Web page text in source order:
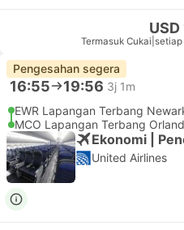
Termasuk Cukai setiap
Pengesahan segera
16:55 19:56 3j 1m
EWR Lapangan Terbang
MCO Lapangan Terbang
Ekonomi |
United Airlines